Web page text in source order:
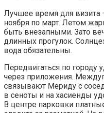
Лучшее время для визита
ноября по март. Летом
быть внезапными. Зато
длинных прогулок.
вода обязательны.
Передвигаться по городу
через приложения.
связывают Мериду с
в сеноты и на хасиенды
В центре парковки